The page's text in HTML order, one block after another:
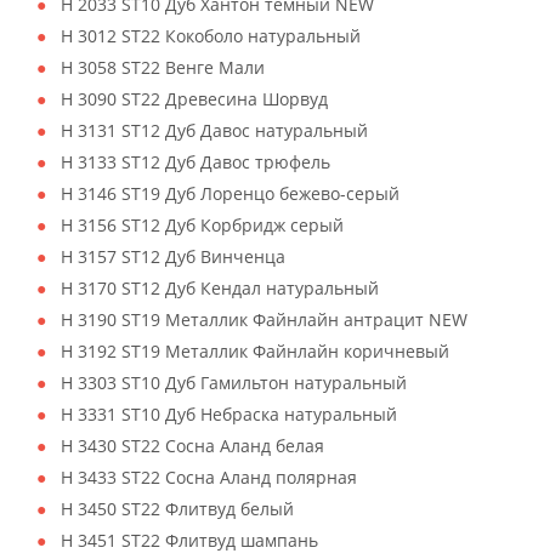
H 3012 ST22 Кокоболо натуральный
H 3058 ST22 Венге Мали
H 3090 ST22 Древесина Шорвуд
H 3131 ST12 Дуб Давос натуральный
H 3133 ST12 Дуб Давос трюфель
H 3146 ST19 Дуб Лоренцо бежево-серый
H 3156 ST12 Дуб Корбридж серый
H 3157 ST12 Дуб Винченца
H 3170 ST12 Дуб Кендал натуральный
H 3190 ST19 Металлик Файнлайн антрацит NEW
H 3192 ST19 Металлик Файнлайн коричневый
H 3303 ST10 Дуб Гамильтон натуральный
H 3331 ST10 Дуб Небраска натуральный
H 3430 ST22 Сосна Аланд белая
H 3433 ST22 Сосна Аланд полярная
H 3450 ST22 Флитвуд белый
H 3451 ST22 Флитвуд шампань